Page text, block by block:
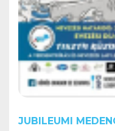
JUBILEUMI